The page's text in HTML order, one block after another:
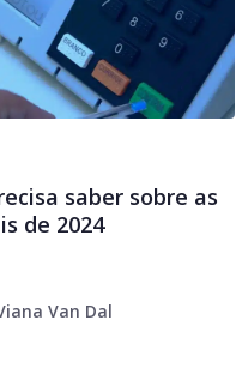
saber sobre as
de 2024
Van Dal